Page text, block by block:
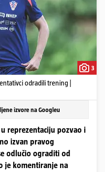
3
odradili trening |
izvore na Googleu
reprezentaciju pozvao i
izvan pravog
odlučio ograditi od
je komentiranje na